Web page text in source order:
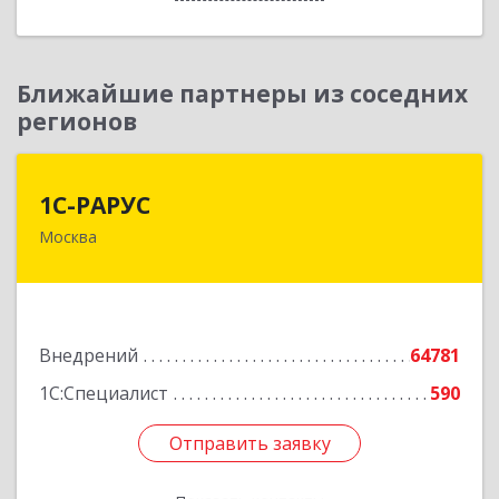
Ближайшие партнеры из соседних
регионов
1С-РАРУС
Москва
Внедрений
64781
1С:Специалист
590
Отправить заявку
127434, Москва г, Дмитровское ш, дом № 9Б
Отправить заявку